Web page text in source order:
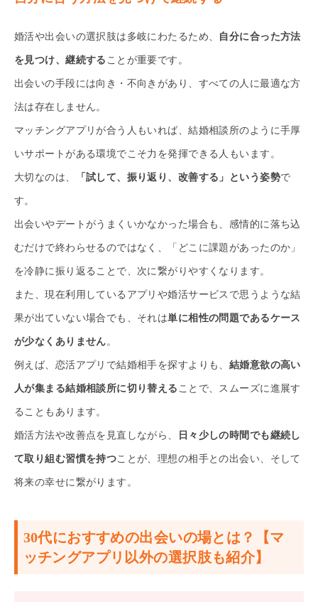
婚活や出会いの選択肢は多岐にわたるため、 自分に合った方法
を見つけ、継続する ことが重要です。
出会いの手段には向き・不向きがあり、すべての人に最適な方
法は存在しません。
マッチングアプリが合う人もいれば、結婚相談所のように手厚
いサポートがある環境でこそ力を発揮できる人もいます。
大切なのは、 「試して、振り返り、改善する」という姿勢で
す。
出会いやデートがうまくいかなかった場合も、感情的に落ち込
むだけで終わらせるのではなく、「どこに課題があったのか」
を冷静に振り返ることで、次に繋がりやすくなります。
また、現在利用しているアプリや婚活サービスで思うような結
果が出ていない場合でも、それは単に相性の問題であるケース
が少なくありません 。
例えば、恋活アプリで結婚相手を探すよりも、 結婚意欲の高い
人が集まる結婚相談所に切り替える ことで、スムーズに進展す
ることもあります。
婚活方法や改善点を見直しながら、 日々少しの時間でも継続し
て取り組む習慣を持つことが、理想の相手との出会い、そして
将来の幸せに繋がります。
30代におすすめの出会いの場とは？【マ
ッチングアプリ以外の選択肢も紹介】